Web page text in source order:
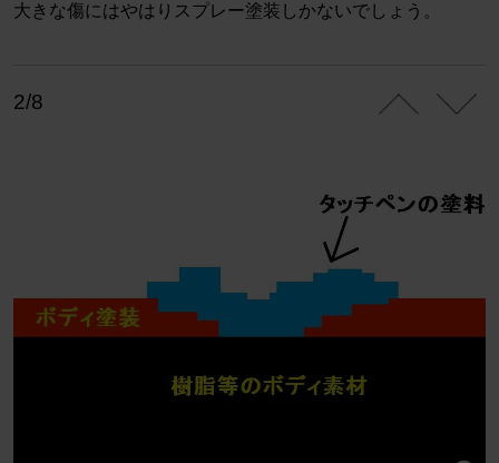
大きな傷にはやはりスプレー塗装しかないでしょう。
2/8